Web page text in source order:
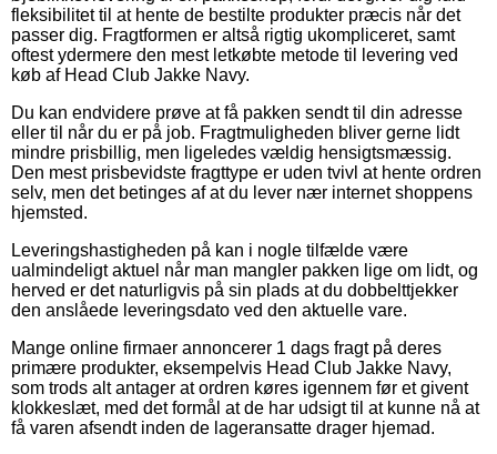
fleksibilitet til at hente de bestilte produkter præcis når det
passer dig. Fragtformen er altså rigtig ukompliceret, samt
oftest ydermere den mest letkøbte metode til levering ved
køb af Head Club Jakke Navy.
Du kan endvidere prøve at få pakken sendt til din adresse
eller til når du er på job. Fragtmuligheden bliver gerne lidt
mindre prisbillig, men ligeledes vældig hensigtsmæssig.
Den mest prisbevidste fragttype er uden tvivl at hente ordren
selv, men det betinges af at du lever nær internet shoppens
hjemsted.
Leveringshastigheden på kan i nogle tilfælde være
ualmindeligt aktuel når man mangler pakken lige om lidt, og
herved er det naturligvis på sin plads at du dobbelttjekker
den anslåede leveringsdato ved den aktuelle vare.
Mange online firmaer annoncerer 1 dags fragt på deres
primære produkter, eksempelvis Head Club Jakke Navy,
som trods alt antager at ordren køres igennem før et givent
klokkeslæt, med det formål at de har udsigt til at kunne nå at
få varen afsendt inden de lageransatte drager hjemad.